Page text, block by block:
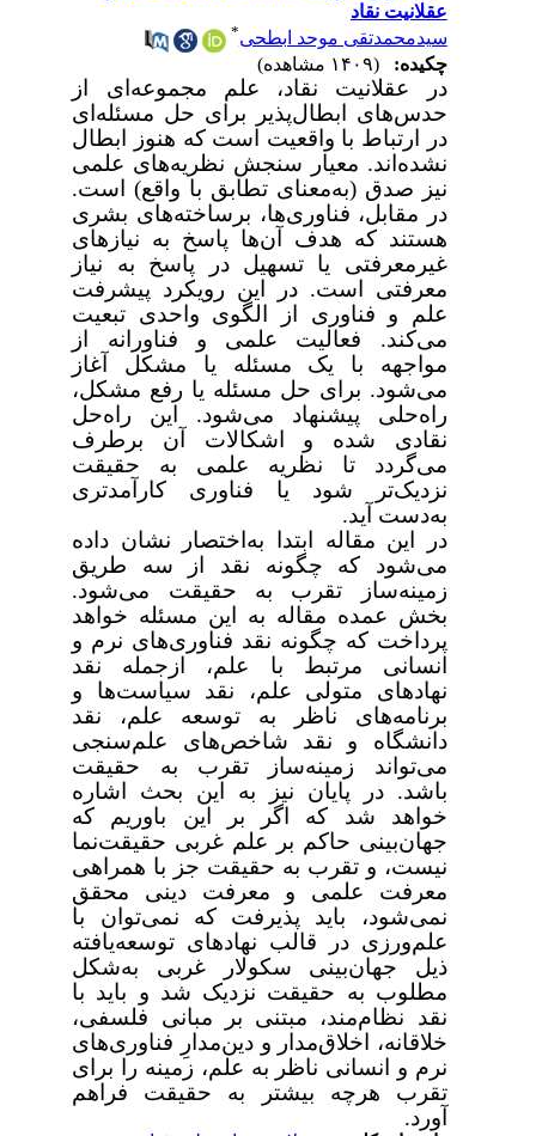
عقلانیت نقاد
سیدمحمدتقی موحد ابطحی
چکیده:
در عقلانیت نقاد، علم مجموعه‌ای از
حدس‌های ابطال‌پذیر برای حل مسئله‌ای
در ارتباط با واقعیت است که هنوز ابطال
نشده‌اند. معیار سنجش نظریه‌های علمی
نیز صدق (به‌معنای تطابق با واقع) است.
در مقابل، فناوری‌ها، برساخته‌های بشری
هستند که هدف آن‌ها پاسخ به نیازهای
غیرمعرفتی یا تسهیل در پاسخ به نیاز
معرفتی است. در این رویکرد پیشرفت
علم و فناوری از الگوی واحدی تبعیت
می‌کند. فعالیت علمی و فناورانه از
مواجهه با یک مسئله یا مشکل آغاز
می‌شود. برای حل مسئله یا رفع مشکل،
راه‌حلی پیشنهاد می‌شود. این راه‌حل
نقادی شده و اشکالات آن برطرف
می‌گردد تا نظریه علمی به حقیقت
نزدیک‌تر شود یا فناوری کارآمدتری
به‌دست آید.
در این مقاله ابتدا به‌اختصار نشان داده
می‌شود که چگونه نقد از سه طریق
زمینه‌ساز تقرب به حقیقت می‌شود.
بخش عمده مقاله به این مسئله خواهد
پرداخت که چگونه نقد فناوری‌های نرم و
انسانی مرتبط با علم، ازجمله نقد
نهادهای متولی علم، نقد سیاست‌ها و
برنامه‌های ناظر به توسعه علم، نقد
دانشگاه و نقد شاخص‌های علم‌سنجی
می‌تواند زمینه‌ساز تقرب به حقیقت
باشد. در پایان نیز به این بحث اشاره
خواهد شد که اگر بر این باوریم که
جهان‌بینی حاکم بر علم غربی حقیقت‌نما
نیست، و تقرب به حقیقت جز با همراهی
معرفت علمی و معرفت دینی محقق
نمی‌شود، باید پذیرفت که نمی‌توان با
علم‌ورزی در قالب نهادهای توسعه‌یافته
ذیل جهان‌بینی سکولار غربی به‌شکل
مطلوب به حقیقت نزدیک شد و باید با
نقد نظام‌مند، مبتنی بر مبانی فلسفی،
خلاقانه، اخلاق‌مدار و دین‌مدارِ فناوری‌های
نرم و انسانی ناظر به علم، زمینه را برای
تقرب هرچه بیشتر به حقیقت فراهم
آورد.